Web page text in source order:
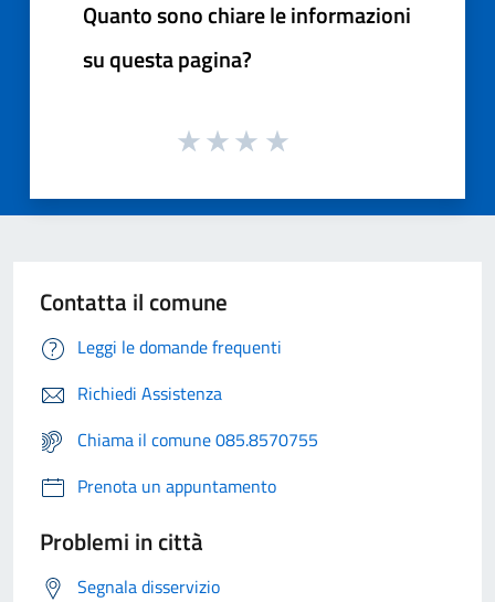
Quanto sono chiare le informazioni
su questa pagina?
Contatta il comune
Leggi le domande frequenti
Richiedi Assistenza
Chiama il comune 085.8570755
Prenota un appuntamento
Problemi in città
Segnala disservizio